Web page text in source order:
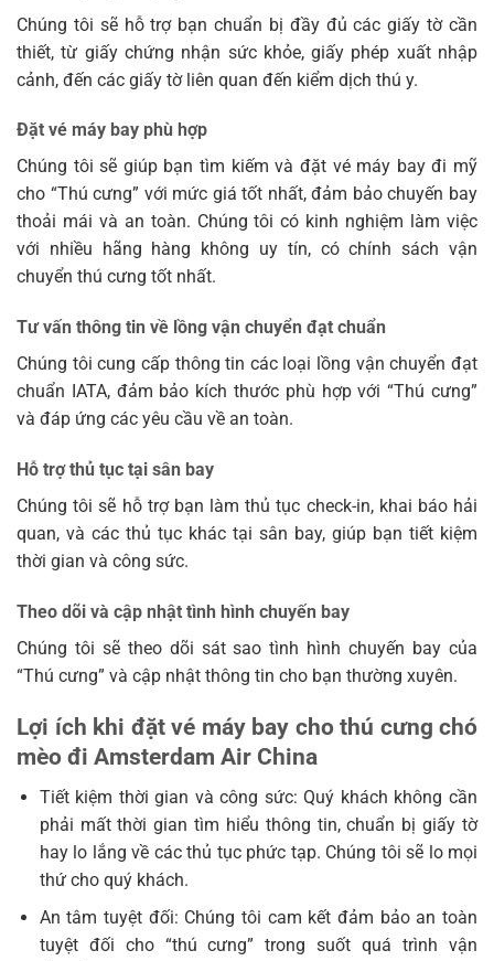
Chúng tôi sẽ hỗ trợ bạn chuẩn bị đầy đủ các giấy tờ cần
thiết, từ giấy chứng nhận sức khỏe, giấy phép xuất nhập
cảnh, đến các giấy tờ liên quan đến kiểm dịch thú y.
Đặt vé máy bay phù hợp
Chúng tôi sẽ giúp bạn tìm kiếm và đặt vé máy bay đi mỹ
cho “Thú cưng” với mức giá tốt nhất, đảm bảo chuyến bay
thoải mái và an toàn. Chúng tôi có kinh nghiệm làm việc
với nhiều hãng hàng không uy tín, có chính sách vận
chuyển thú cưng tốt nhất.
Tư vấn thông tin về lồng vận chuyển đạt chuẩn
Chúng tôi cung cấp thông tin các loại lồng vận chuyển đạt
chuẩn IATA, đảm bảo kích thước phù hợp với “Thú cưng”
và đáp ứng các yêu cầu về an toàn.
Hỗ trợ thủ tục tại sân bay
Chúng tôi sẽ hỗ trợ bạn làm thủ tục check-in, khai báo hải
quan, và các thủ tục khác tại sân bay, giúp bạn tiết kiệm
thời gian và công sức.
Theo dõi và cập nhật tình hình chuyến bay
Chúng tôi sẽ theo dõi sát sao tình hình chuyến bay của
“Thú cưng” và cập nhật thông tin cho bạn thường xuyên.
Lợi ích khi đặt vé máy bay cho thú cưng chó
mèo đi Amsterdam Air China
Tiết kiệm thời gian và công sức: Quý khách không cần
phải mất thời gian tìm hiểu thông tin, chuẩn bị giấy tờ
hay lo lắng về các thủ tục phức tạp. Chúng tôi sẽ lo mọi
thứ cho quý khách.
An tâm tuyệt đối: Chúng tôi cam kết đảm bảo an toàn
tuyệt đối cho “thú cưng” trong suốt quá trình vận